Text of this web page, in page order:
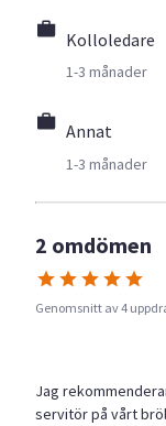
Kolloledare
1-3 månader
Annat
1-3 månader
2 omdömen
Genomsnitt av 4
Jag
servitör på vårt